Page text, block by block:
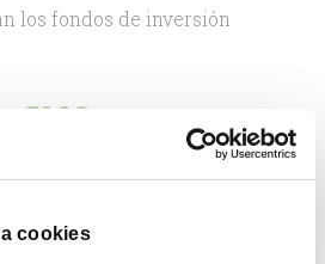
cookies
los fondos de inversión
BLOG
los años con pensamiento
adecuado